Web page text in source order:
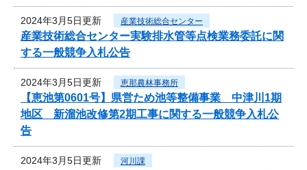
2024年3月5日更新 産業技術総合センター
産業技術総合センター実験排水管等点検業務委託に関
する一般競争入札公告
2024年3月5日更新 恵那農林事務所
【恵池第0601号】県営ため池等整備事業 中津川1期
地区 新溜池改修第2期工事に関する一般競争入札公
告
2024年3月5日更新 河川課